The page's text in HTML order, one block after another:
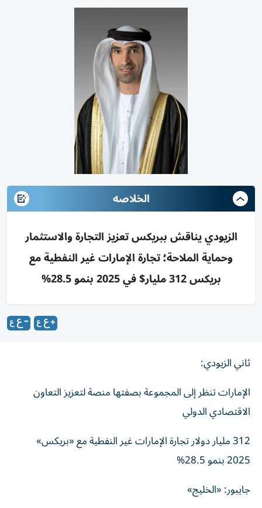
الخلاصه
الزيودي يناقش ببريكس تعزيز التجارة والاستثمار
وحماية الملاحة؛ تجارة الإمارات غير النفطية مع
بريكس 312 مليار$ في 2025 بنمو 28.5%
ثاني الزيودي:
الإمارات تنظر إلى المجموعة بصفتها منصة لتعزيز التعاون
الاقتصادي الدولي
312 مليار دولار تجارة الإمارات غير النفطية مع «بريكس»
2025 بنمو 28.5%
جايبور: «الخليج»